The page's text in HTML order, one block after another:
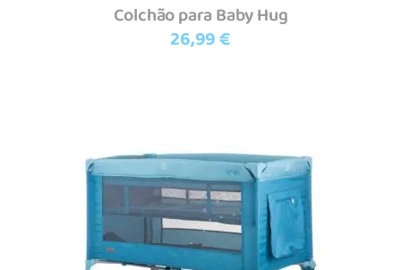
Colchão para Baby Hug
26,99€
Adicionar